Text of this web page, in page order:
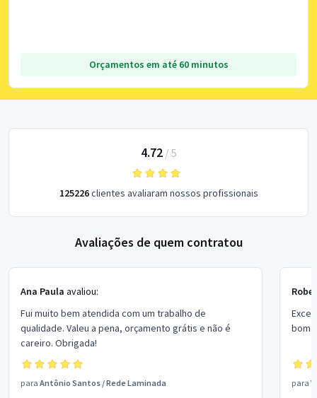
Orçamentos em até 60 minutos
4.72/ 5
125226clientes avaliaram nossos profissionais
Avaliações de quem contratou
Ana Paula avaliou:
Fui muito bem atendida com um trabalho de
qualidade. Valeu a pena, orçamento grátis e não é
careiro. Obrigada!
para Antônio Santos /Rede Laminada
bom
para